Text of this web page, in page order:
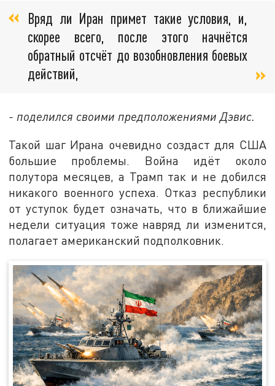
Вряд ли Иран примет такие условия, и,
скорее всего, после этого начнётся
обратный отсчёт до возобновления боевых
действий,
- поделился своими предположениями Дэвис.
Такой шаг Ирана очевидно создаст для США
большие проблемы. Война идёт около
полутора месяцев, а Трамп так и не добился
никакого военного успеха. Отказ республики
от уступок будет означать, что в ближайшие
недели ситуация тоже навряд ли изменится,
полагает американский подполковник.